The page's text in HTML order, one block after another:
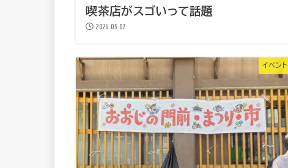
喫茶店がスゴいって話題
2026.05.07
イベント